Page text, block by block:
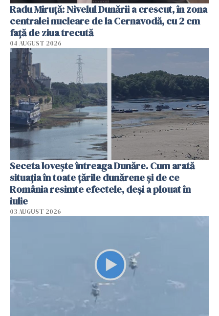
Radu Miruţă: Nivelul Dunării a crescut, în zona
centralei nucleare de la Cernavodă, cu 2 cm
faţă de ziua trecută
04 AUGUST 2026
Seceta lovește întreaga Dunăre. Cum arată
situația în toate țările dunărene și de ce
România resimte efectele, deși a plouat în
iulie
03 AUGUST 2026